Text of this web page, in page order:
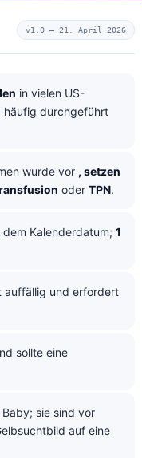
v1.0 — 21. April 2026
in vielen US-
häufig durchgeführt
wurde vor , setzen
oder TPN.
Kalenderdatum; 1
auffällig und erfordert
sollte eine
sie sind vor
auf eine